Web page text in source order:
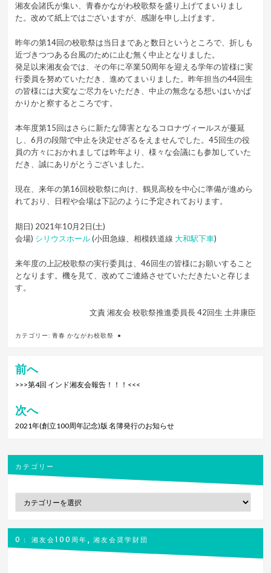
湘友会諸氏が集い、青春かながわ校歌祭を盛り上げてまいりまし
た。改めて紙上ではございますが、感謝を申し上げます。
昨年の第14回の校歌祭は当日まであと数日というところで、折しも
近づきつつある台風のために止む無く中止となりました。
発足以来湘友会では、その年に卒業50周年を迎える学年の皆様に実
行委員を努めていただき、進めてまいりました。昨年担当の44回生
の皆様には大変なご尽力をいただき、中止の無念なる想いはいかば
かりかと察するところです。
本年度第15回はさらに新たな障害となるコロナヴィールスが蔓延
し、6月の段階で中止を決定せざるをえませんでした。45回生の役
員の方々におかれましては昨年より、様々な会議にも参加していた
だき、誠にありがとうございました。
現在、来年の第16回校歌祭に向け、鶴見高校を中心に準備が進めら
れており、日程や会場は下記のように予定されております。
期日) 2021年10月2日(土)
会場) シリウスホール(小田急線、相模鉄道線 大和駅下車)
来年度の上記校歌祭の実行委員は、46回生の皆様にお願いすること
となります。機を見て、改めてご連絡させていただきたいと存じま
す。
文責 湘友会 校歌祭推進委員長 42回生 土井康臣
カテゴリー:青春 かながわ校歌祭
投
稿
ナ
ビ
ー
シ
ン
前へ
>>>第4回 インド湘友会報告！！！<<<
次へ
2021年(創立100周年記念)版 名簿発行のお知らせ
カテゴリー
ー
0： 湘友会100周年, 湘友会奨学財団